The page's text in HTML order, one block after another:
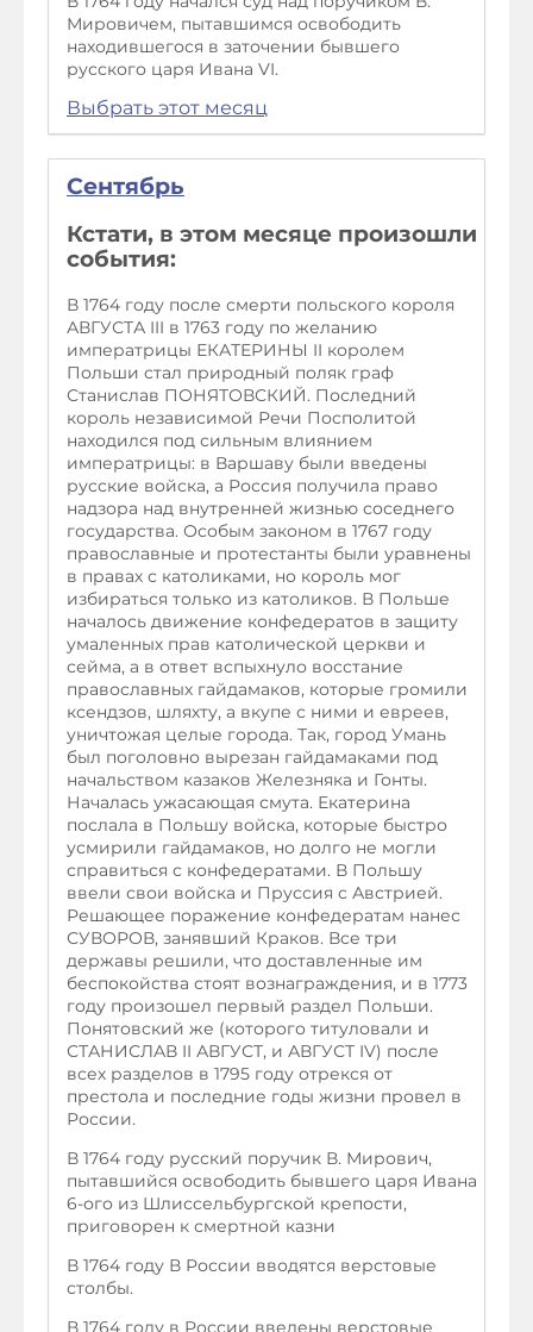
Мировичем, пытавшимся освободить
находившегося в заточении бывшего
русского царя Ивана VI.
Выбрать этот месяц
Сентябрь
Кстати, в этом месяце произошли
события:
В 1764 году после смерти польского короля
АВГУСТА III в 1763 году по желанию
императрицы ЕКАТЕРИНЫ II королем
Польши стал природный поляк граф
Станислав ПОНЯТОВСКИЙ. Последний
король независимой Речи Посполитой
находился под сильным влиянием
императрицы: в Варшаву были введены
русские войска, а Россия получила право
надзора над внутренней жизнью соседнего
государства. Особым законом в 1767 году
православные и протестанты были уравнены
в правах с католиками, но король мог
избираться только из католиков. В Польше
началось движение конфедератов в защиту
умаленных прав католической церкви и
сейма, а в ответ вспыхнуло восстание
православных гайдамаков, которые громили
ксендзов, шляхту, а вкупе с ними и евреев,
уничтожая целые города. Так, город Умань
был поголовно вырезан гайдамаками под
начальством казаков Железняка и Гонты.
Началась ужасающая смута. Екатерина
послала в Польшу войска, которые быстро
усмирили гайдамаков, но долго не могли
справиться с конфедератами. В Польшу
ввели свои войска и Пруссия с Австрией.
Решающее поражение конфедератам нанес
СУВОРОВ, занявший Краков. Все три
державы решили, что доставленные им
беспокойства стоят вознаграждения, и в 1773
году произошел первый раздел Польши.
Понятовский же (которого титуловали и
СТАНИСЛАВ II АВГУСТ, и АВГУСТ IV) после
всех разделов в 1795 году отрекся от
престола и последние годы жизни провел в
России.
В 1764 году русский поручик В. Мирович,
пытавшийся освободить бывшего царя Ивана
6-ого из Шлиссельбургской крепости,
приговорен к смертной казни
В 1764 году В России вводятся верстовые
столбы.
В 1764 году в России введены верстовые